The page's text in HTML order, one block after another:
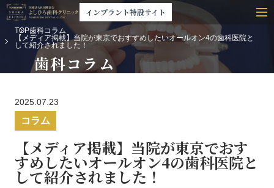
インプラント特設サイト
TOP歯科コラム
【メディア掲載】当院が東京でおすすめしたいオールオン4の歯科医院と
して紹介されました！
歯科コラム
2025.07.23
コラム
【メディア掲載】当院が東京でおす
すめしたいオールオン4の歯科医院と
して紹介されました！